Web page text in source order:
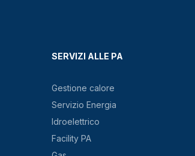
SERVIZI ALLE PA
Gestione calore
Servizio Energia
Idroelettrico
Facility PA